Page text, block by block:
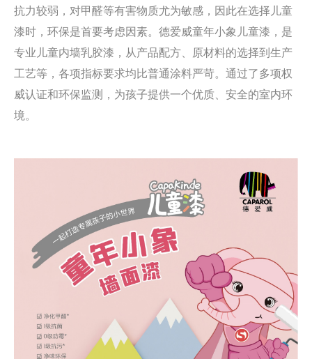
抗力较弱，对甲醛等有害物质尤为敏感，因此在选择儿童
漆时，环保是首要考虑因素。德爱威童年小象儿童漆 ，是
专业儿童内墙乳胶漆，从产品配方、原材料的选择到生产
工艺等，各项指标要求均比普通涂料严苛。通过了多项权
威认证和环保监测，为孩子提供一个优质、安全的室内环
境。